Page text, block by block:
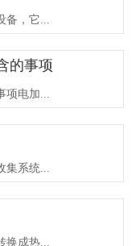
备，它...
的事项
项电加...
集系统...
换成热...